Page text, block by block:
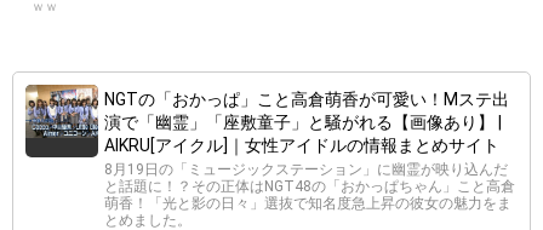
ｗｗ
NGTの「おかっぱ」こと高倉萌香が可愛い！Mステ出
演で「幽霊」「座敷童子」と騒がれる【画像あり】 |
AIKRU[アイクル]｜女性アイドルの情報まとめサイト
8月19日の「ミュージックステーション」に幽霊が映り込んだ
と話題に！？その正体はNGT48の「おかっぱちゃん」こと高倉
萌香！「光と影の日々」選抜で知名度急上昇の彼女の魅力をま
とめました。